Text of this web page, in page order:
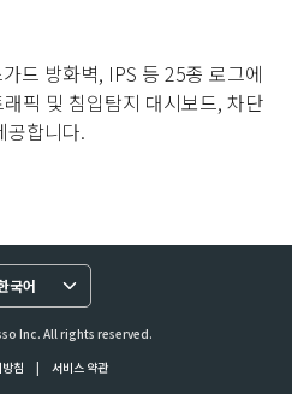
드 방화벽, IPS 등 25종 로그에
픽 및 침입탐지 대시보드, 차단
공합니다.
국어
Inc. All rights reserved.
침
| 서비스 약관